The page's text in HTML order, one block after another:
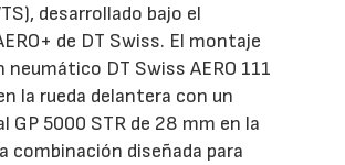
desarrollado bajo el
de DT Swiss. El montaje
neumático DT Swiss AERO 111
la rueda delantera con un
GP 5000 STR de 28 mm en la
combinación diseñada para